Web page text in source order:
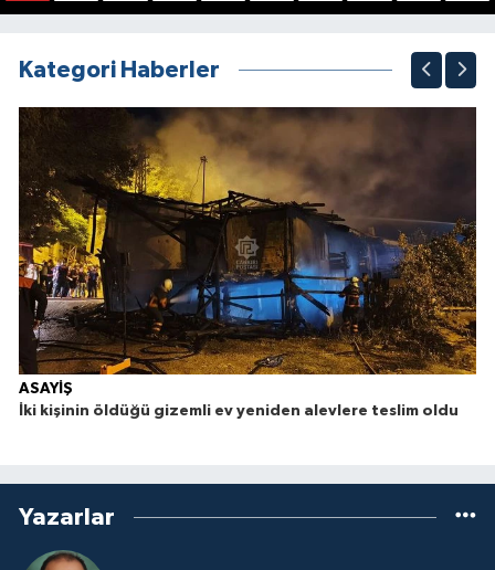
Kategori Haberler
ASAYİŞ
İki kişinin öldüğü gizemli ev yeniden alevlere teslim oldu
Yazarlar